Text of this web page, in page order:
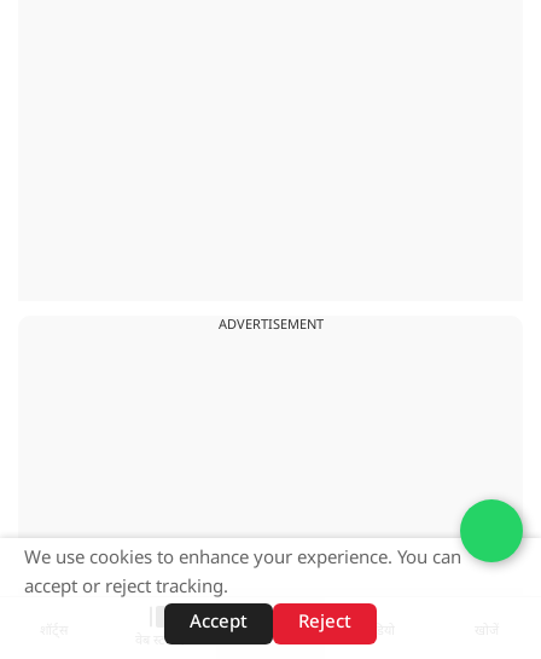
ADVERTISEMENT
वेब स्टोरीज़
We use cookies to enhance your experience. You can
accept or reject tracking.
Accept
Reject